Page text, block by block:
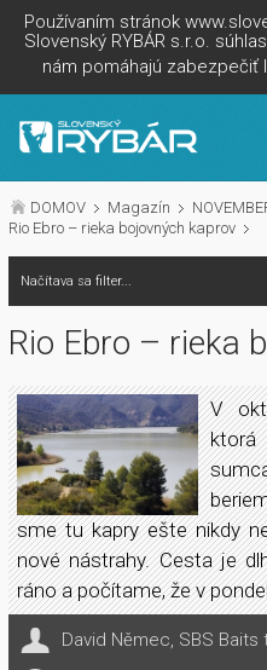
Používaním stránok
Slovenský RYBÁR s.r.o.
nám pomáhajú zabezpečiť
DOMOV Magazín
Rio Ebro – rieka bojovných kaprov
Načítava sa filter...
Rio Ebro – rieka
V
ktorá
sme tu kapry ešte nikdy
nové nástrahy. Cesta je
ráno a počítame, že v
David Němec, SBS Baits